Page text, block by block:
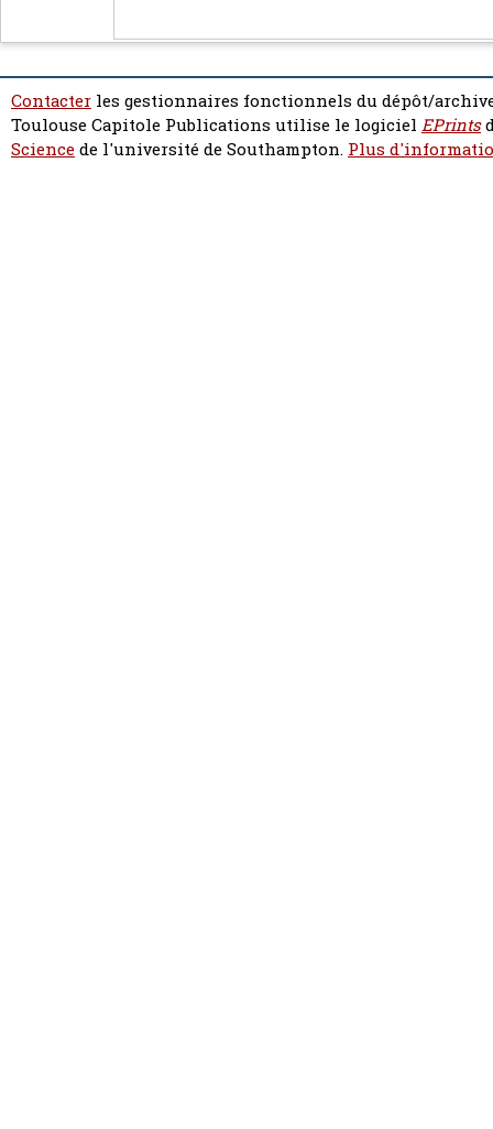
Contacter les gestionnaires fonctionnels du dépôt/
Toulouse Capitole Publications utilise le logiciel EPrints
Sciencede l'université de Southampton. Plus